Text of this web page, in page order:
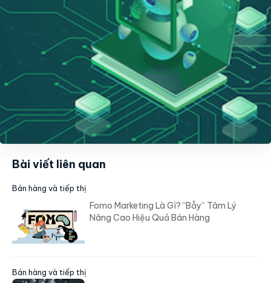
Bài viết liên quan
Bán hàng và tiếp thị
Fomo Marketing Là Gì? “Bẫy” Tâm Lý
Nâng Cao Hiệu Quả Bán Hàng
Bán hàng và tiếp thị